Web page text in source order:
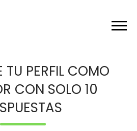
TU PERFIL COMO
CON SOLO 10